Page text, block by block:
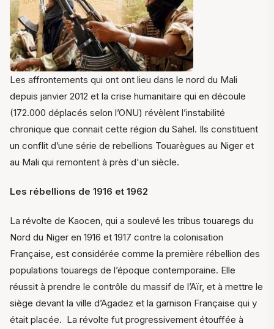
Les affrontements qui ont ont lieu dans le nord du Mali
depuis janvier 2012 et la crise humanitaire qui en découle
(172.000 déplacés selon l’ONU) révèlent l’instabilité
chronique que connait cette région du Sahel. Ils constituent
un conflit d’une série de rebellions Touarègues au Niger et
au Mali qui remontent à près d'un siècle.
Les rébellions de 1916 et 1962
La révolte de Kaocen, qui a soulevé les tribus touaregs du
Nord du Niger en 1916 et 1917 contre la colonisation
Française, est considérée comme la première rébellion des
populations touaregs de l’époque contemporaine. Elle
réussit à prendre le contrôle du massif de l’Aïr, et à mettre le
siège devant la ville d’Agadez et la garnison Française qui y
était placée. La révolte fut progressivement étouffée à